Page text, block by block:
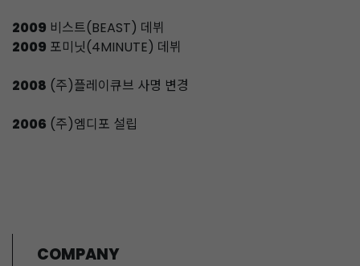
2009 비스트(BEAST) 데뷔
2009 포미닛(4MINUTE) 데뷔
2008 (주)플레이큐브 사명 변경
2006 (주)엠디포 설립
COMPANY